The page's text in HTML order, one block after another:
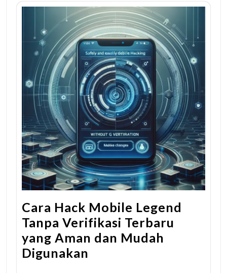
Cara Hack Mobile Legend
Tanpa Verifikasi Terbaru
yang Aman dan Mudah
Digunakan